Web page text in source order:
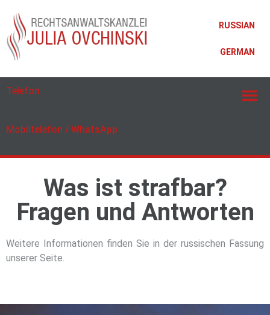
RUSSIAN
GERMAN
Telefon
Mobiltelefon / WhatsApp
Was ist strafbar?
Fragen und Antworten
Weitere Informationen finden Sie in der russischen Fassung
unserer Seite.